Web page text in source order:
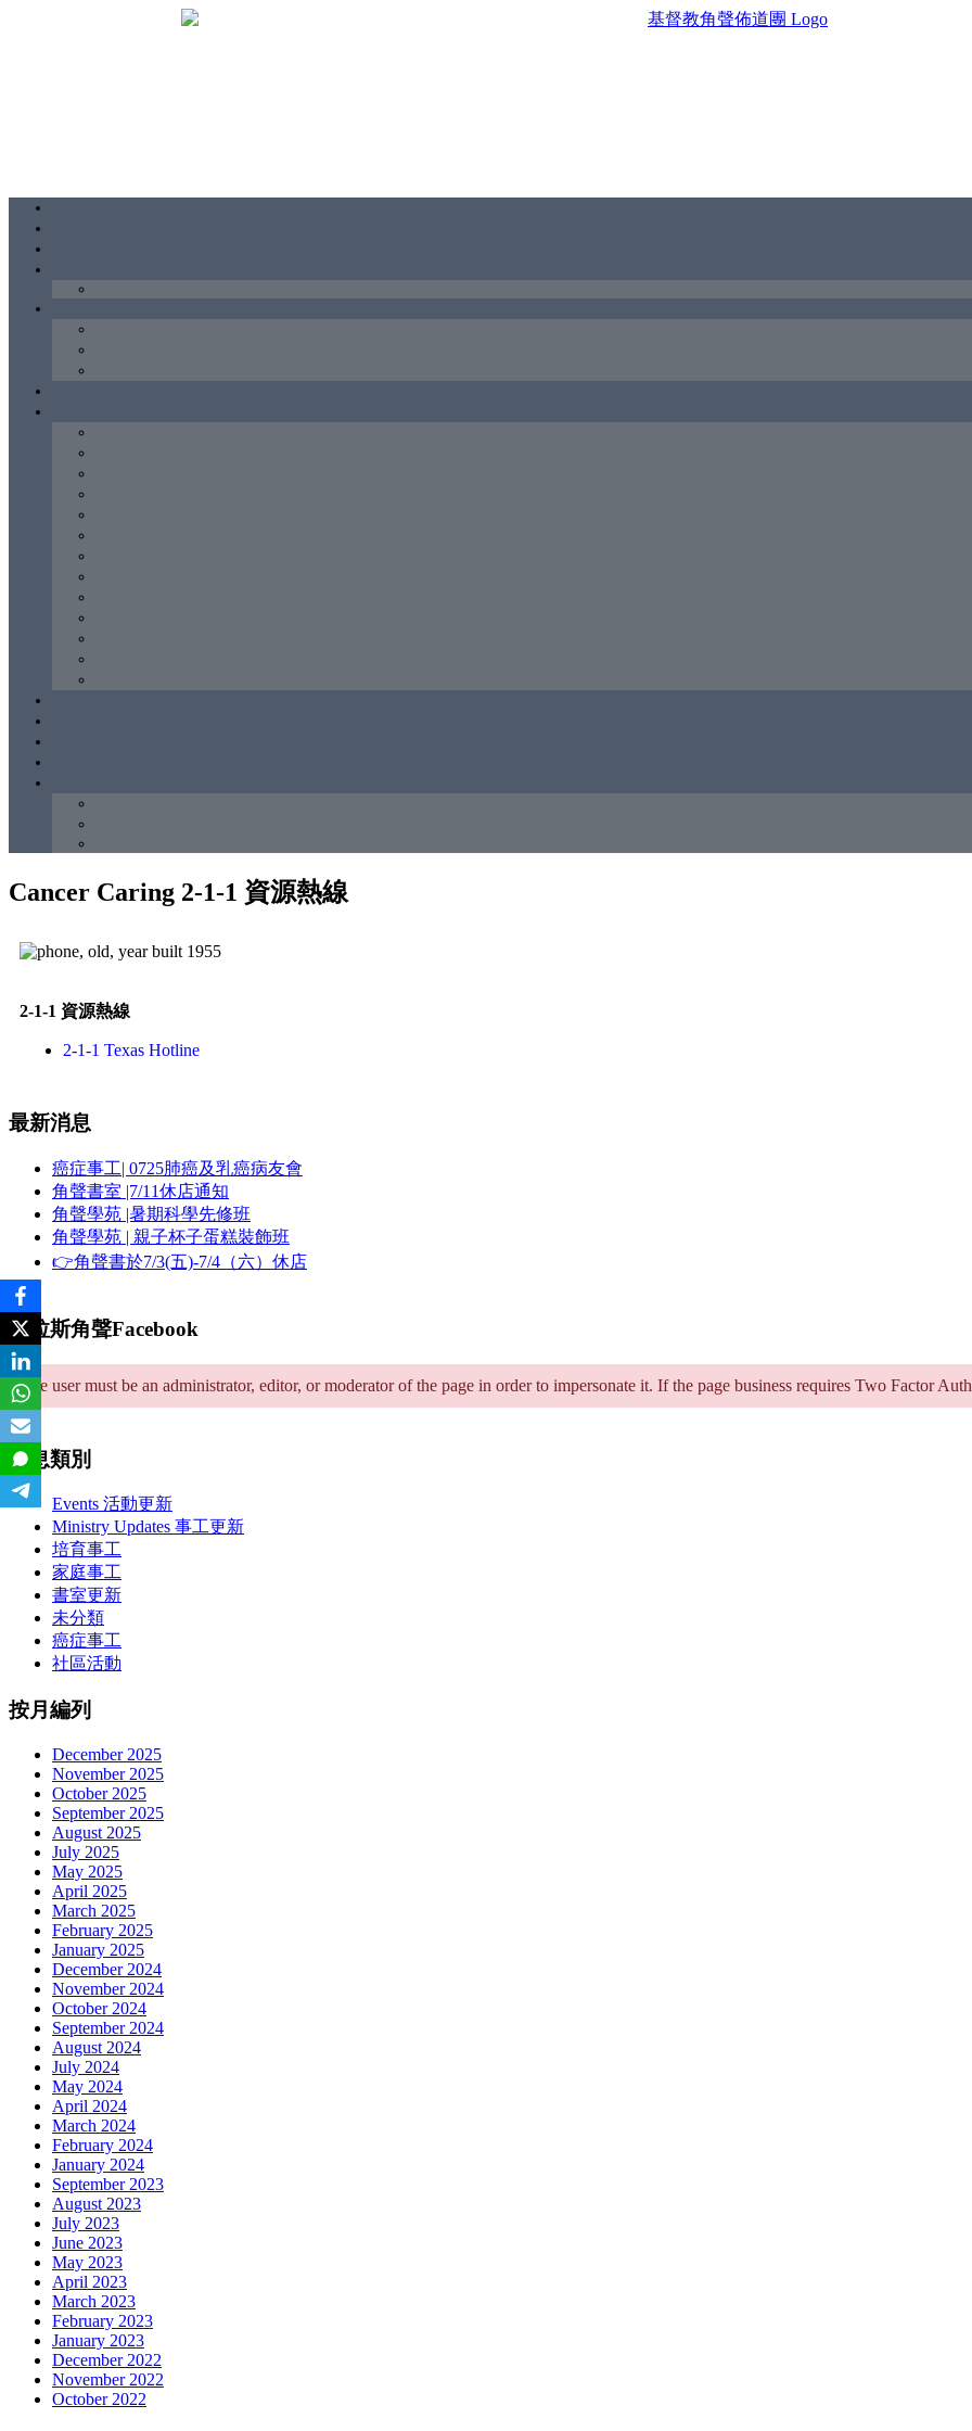
Cancer Caring 2-1-1 資源熱線
2-1-1 資源熱線
2-1-1 Texas Hotline
最新消息
癌症事工| 0725肺癌及乳癌病友會
角聲書室 |7/11休店通知
角聲學苑 |暑期科學先修班
角聲學苑 | 親子杯子蛋糕裝飾班
👉角聲書於7/3(五)-7/4（六）休店
達拉斯角聲Facebook
The user must be an administrator, editor, or moderator of the page in order to impersonate it. If the page business requires Two Factor
消息類別
Events 活動更新
Ministry Updates 事工更新
培育事工
家庭事工
書室更新
未分類
癌症事工
社區活動
按月編列
December 2025
November 2025
October 2025
September 2025
August 2025
July 2025
May 2025
April 2025
March 2025
February 2025
January 2025
December 2024
November 2024
October 2024
September 2024
August 2024
July 2024
May 2024
April 2024
March 2024
February 2024
January 2024
September 2023
August 2023
July 2023
June 2023
May 2023
April 2023
March 2023
February 2023
January 2023
December 2022
November 2022
October 2022